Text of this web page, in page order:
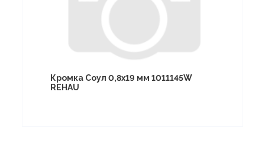
Кромка Соул 0,8х19 мм 1011145W
REHAU